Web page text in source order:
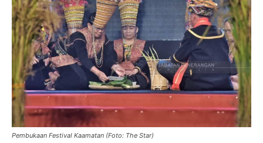
Pembukaan Festival Kaamatan (Foto: The Star)